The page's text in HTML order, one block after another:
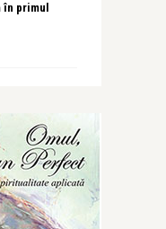
în primul